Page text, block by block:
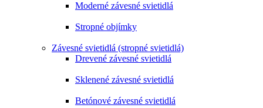
Moderné závesné svietidlá
Stropné objímky
Závesné svietidlá (stropné svietidlá)
Drevené závesné svietidlá
Sklenené závesné svietidlá
Betónové závesné svietidlá